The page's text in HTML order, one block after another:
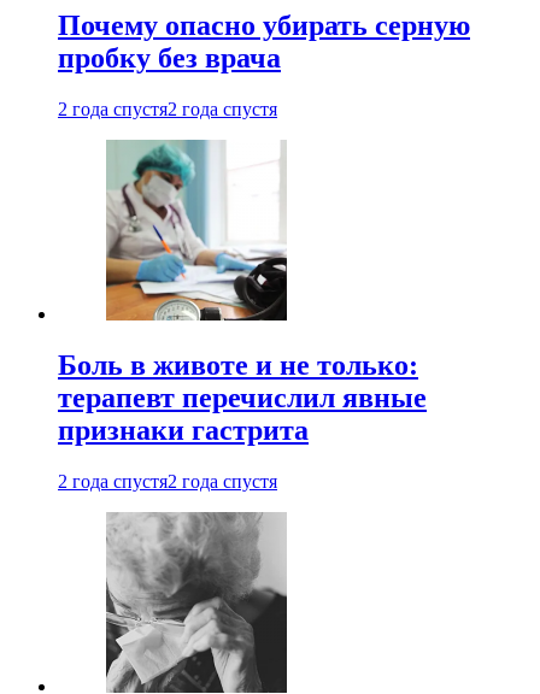
Почему опасно убирать серную
пробку без врача
2 года спустя2 года спустя
Боль в животе и не только:
терапевт перечислил явные
признаки гастрита
2 года спустя2 года спустя